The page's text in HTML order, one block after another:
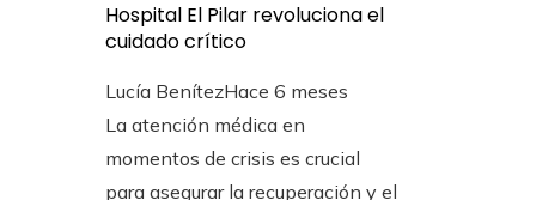
Hospital El Pilar revoluciona el
cuidado crítico
Lucía BenítezHace 6 meses
La atención médica en
momentos de crisis es crucial
para asegurar la recuperación y el